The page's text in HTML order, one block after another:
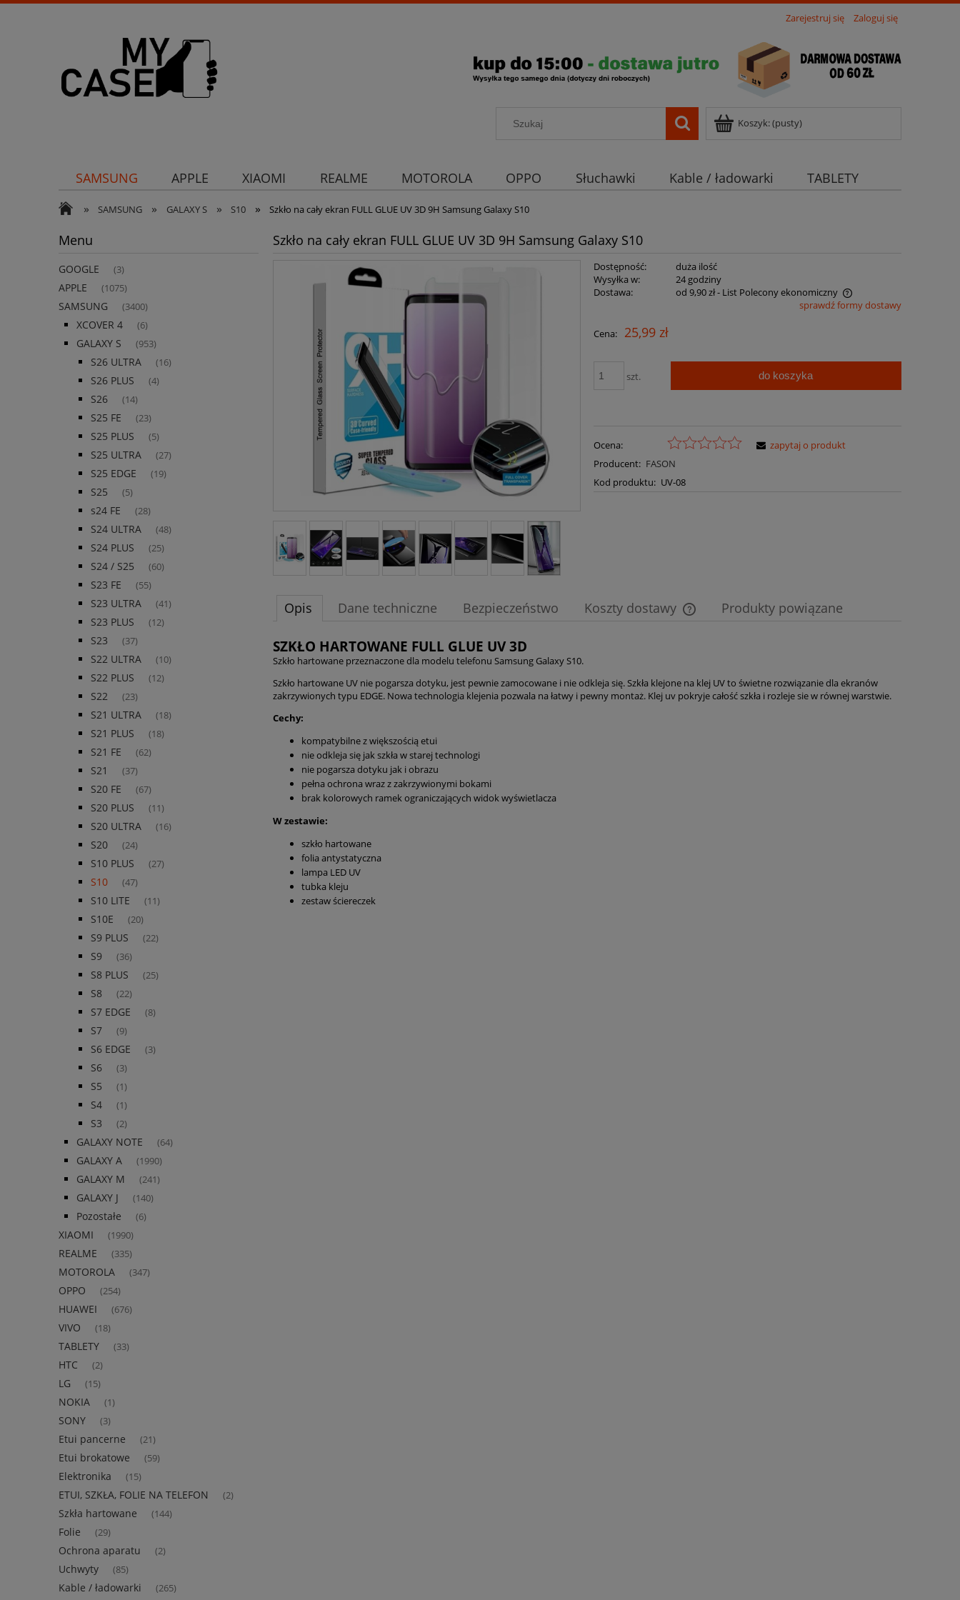
Zarejestruj się Zaloguj się
Koszyk:(pusty)
SAMSUNG APPLE XIAOMI REALME MOTOROLA OPPO Słuchawki Kable / ładowarki
TABLETY
Uchwyty
Ochrona aparatu Ochrona aparatu Strona główna
» SAMSUNG » GALAXY S » S10 » Szkło na cały ekran FULL GLUE UV 3D 9H Samsung Galaxy S10
Menu
GOOGLE (3)
APPLE (1075)
SAMSUNG (3400)
XCOVER 4 (6)
GALAXY S (953)
S26 ULTRA (16)
S26 PLUS (4)
S26 (14)
S25 FE (23)
S25 PLUS (5)
S25 ULTRA (27)
S25 EDGE (19)
S25 (5)
s24 FE (28)
S24 ULTRA (48)
S24 PLUS (25)
S24 / S25 (60)
S23 FE (55)
S23 ULTRA (41)
S23 PLUS (12)
S23 (37)
S22 ULTRA (10)
S22 PLUS (12)
S22 (23)
S21 ULTRA (18)
S21 PLUS (18)
S21 FE (62)
S21 (37)
S20 FE (67)
S20 PLUS (11)
S20 ULTRA (16)
S20 (24)
S10 PLUS (27)
S10 (47)
S10 LITE (11)
S10E (20)
S9 PLUS (22)
S9 (36)
S8 PLUS (25)
S8 (22)
S7 EDGE (8)
S7 (9)
S6 EDGE (3)
S6 (3)
S5 (1)
S4 (1)
S3 (2)
GALAXY NOTE (64)
GALAXY A (1990)
GALAXY M (241)
GALAXY J (140)
Pozostałe (6)
XIAOMI (1990)
REALME (335)
MOTOROLA (347)
OPPO (254)
HUAWEI (676)
VIVO (18)
TABLETY (33)
HTC (2)
LG (15)
NOKIA (1)
SONY (3)
Etui pancerne (21)
Etui brokatowe (59)
Elektronika (15)
ETUI, SZKŁA, FOLIE NA TELEFON (2)
Szkła hartowane (144)
Folie (29)
Ochrona aparatu (2)
Uchwyty (85)
Kable / ładowarki (265)
Szkło na cały ekran FULL GLUE UV 3D 9H Samsung Galaxy S10
Dostępność:
duża ilość
Wysyłka w:
24 godziny
Dostawa:
od 9,90 zł- List Polecony ekonomiczny
płatności
sprawdź formy dostawy
Cena: 25,99 zł
szt. do koszyka
Ocena:
Producent: FASON
Kod produktu: UV-08
zapytaj o produkt
Opis Dane techniczne Bezpieczeństwo Koszty dostawy Produkty powiązane
SZKŁO HARTOWANE FULL GLUE UV 3D
Szkło hartowane przeznaczone dla modelu telefonu Samsung Galaxy S10.
Szkło hartowane UV nie pogarsza dotyku, jest pewnie zamocowane i nie odkleja się. Szkła klejone na klej UV to świetne rozwiązanie dla ekranów
zakrzywionych typu EDGE. Nowa technologia klejenia pozwala na łatwy i pewny montaż. Klej uv pokryje całość szkła i rozleje sie w równej warstwie.
Cechy:
kompatybilne z większością etui
nie odkleja się jak szkła w starej technologi
nie pogarsza dotyku jak i obrazu
pełna ochrona wraz z zakrzywionymi bokami
brak kolorowych ramek ograniczających widok wyświetlacza
W zestawie:
szkło hartowane
folia antystatyczna
lampa LED UV
tubka kleju
zestaw ściereczek